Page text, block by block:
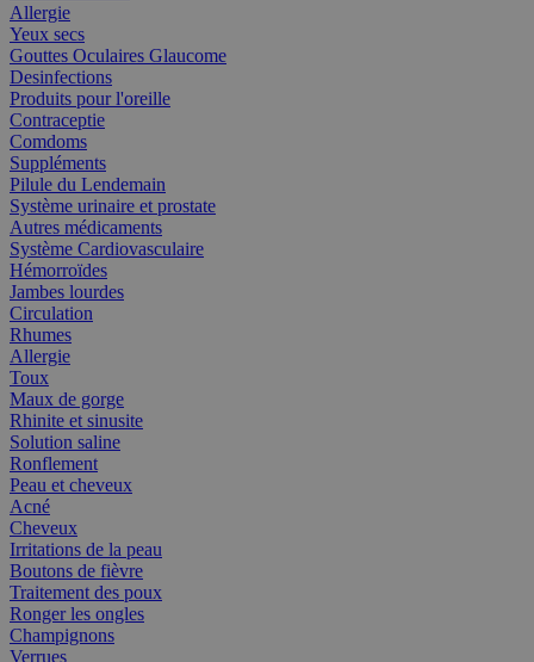
Allergie
Yeux secs
Gouttes Oculaires Glaucome
Desinfections
Produits pour l'oreille
Contraceptie
Comdoms
Suppléments
Pilule du Lendemain
Système urinaire et prostate
Autres médicaments
Système Cardiovasculaire
Hémorroïdes
Jambes lourdes
Circulation
Rhumes
Allergie
Toux
Maux de gorge
Rhinite et sinusite
Solution saline
Ronflement
Peau et cheveux
Acné
Cheveux
Irritations de la peau
Boutons de fièvre
Traitement des poux
Ronger les ongles
Champignons
Verrues